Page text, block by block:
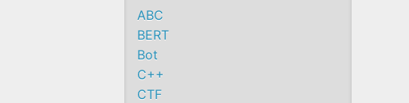
ABC
BERT
Bot
C++
CTF